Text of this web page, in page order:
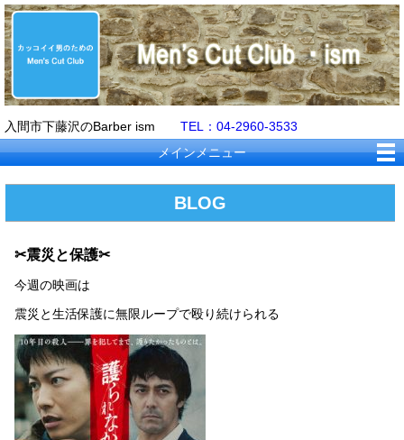
入間市下藤沢のBarber ism TEL：04-2960-3533
メインメニュー
BLOG
✂震災と保護✂
今週の映画は
震災と生活保護に無限ループで殴り続けられる